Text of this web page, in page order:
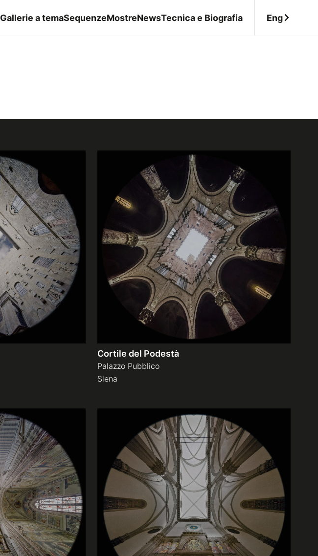
Gallerie a temaSequenzeMostreNewsTecnica e Biografia Eng
Cortile del Podestà
Palazzo Pubblico
Siena